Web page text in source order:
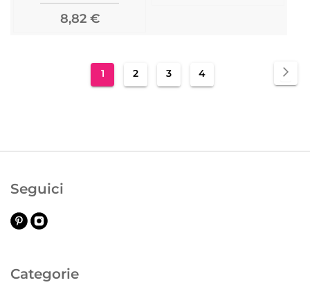
8,82 €
Attualmente
pagina
1 Pagina
2 Pagina
3 Pagina
4
Categorie
Seguici